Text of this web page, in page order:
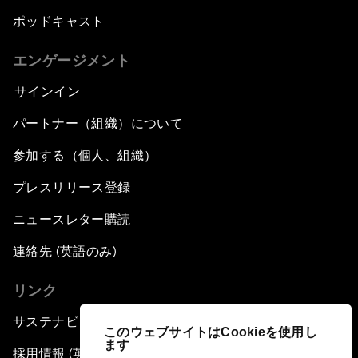
このウェブサイトはCookieを使用し
ます
ポッドキャスト
エンゲージメント
サインイン
パートナー（組織）について
参加する（個人、組織）
プレスリリース登録
ニュースレター購読
連絡先 (英語のみ)
リンク
サステナビリティへの取り組み
採用情報 (英語のみ)